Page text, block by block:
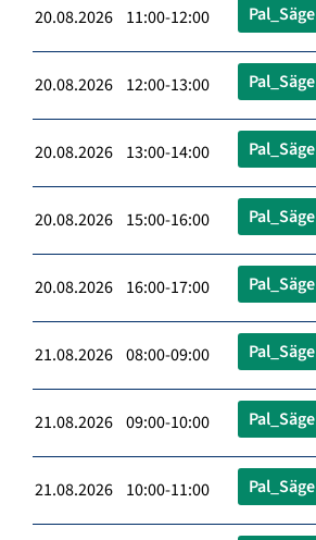
20.08.2026 11:00-12:00 Pal_Säge
20.08.2026 12:00-13:00 Pal_Säge
20.08.2026 13:00-14:00 Pal_Säge
20.08.2026 15:00-16:00 Pal_Säge
20.08.2026 16:00-17:00 Pal_Säge
21.08.2026 08:00-09:00 Pal_Säge
21.08.2026 09:00-10:00 Pal_Säge
21.08.2026 10:00-11:00 Pal_Säge